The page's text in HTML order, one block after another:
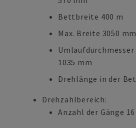
Bettbreite 400 m
Max. Breite 3050 mm
1035 mm
Drehlänge in der
Drehzahlbereich:
Anzahl der Gänge 16